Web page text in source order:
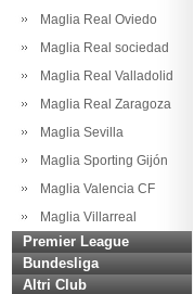
Maglia Real Oviedo
Maglia Real sociedad
Maglia Real Valladolid
Maglia Real Zaragoza
Maglia Sevilla
Maglia Sporting Gijón
Maglia Valencia CF
Maglia Villarreal
Premier League
Bundesliga
Altri Club